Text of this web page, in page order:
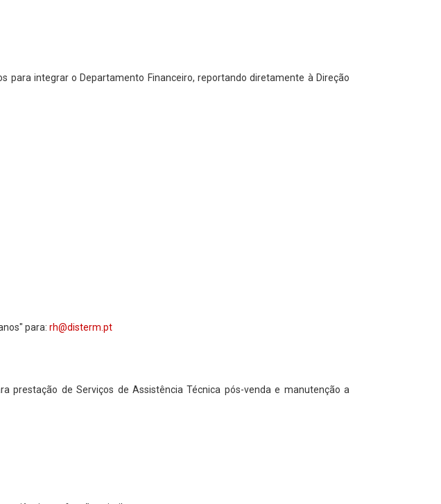
para integrar o Departamento Financeiro, reportando diretamente à Direção
para: rh@disterm.pt
prestação de Serviços de Assistência Técnica pós-venda e manutenção a